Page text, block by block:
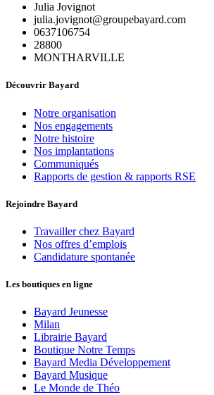
Julia Jovignot
julia.jovignot@groupebayard.com
0637106754
28800
MONTHARVILLE
Découvrir Bayard
Notre organisation
Nos engagements
Notre histoire
Nos implantations
Communiqués
Rapports de gestion & rapports RSE
Rejoindre Bayard
Travailler chez Bayard
Nos offres d’emplois
Candidature spontanée
Les boutiques en ligne
Bayard Jeunesse
Milan
Librairie Bayard
Boutique Notre Temps
Bayard Media Développement
Bayard Musique
Le Monde de Théo